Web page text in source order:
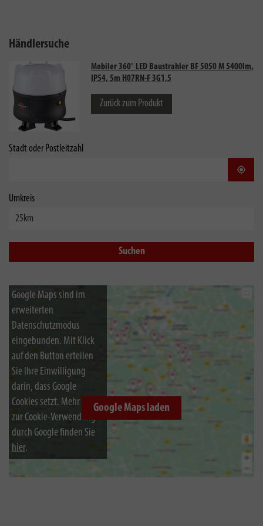
Händlersuche
Mobiler 360° LED Baustrahler BF 5050 M 5400lm,
IP54, 5m H07RN-F 3G1,5
Zurück zum Produkt
Stadt oder Postleitzahl
Umkreis
Suchen
Google Maps sind im
erweiterten
Datenschutzmodus
eingebunden. Mit Klick
auf den Button erteilen
Sie Ihre Einwilligung
darin, dass Google
Cookies setzt. Mehr Infos
zur Cookie-Verwendung
durch Google finden Sie
hier.
Google Maps laden